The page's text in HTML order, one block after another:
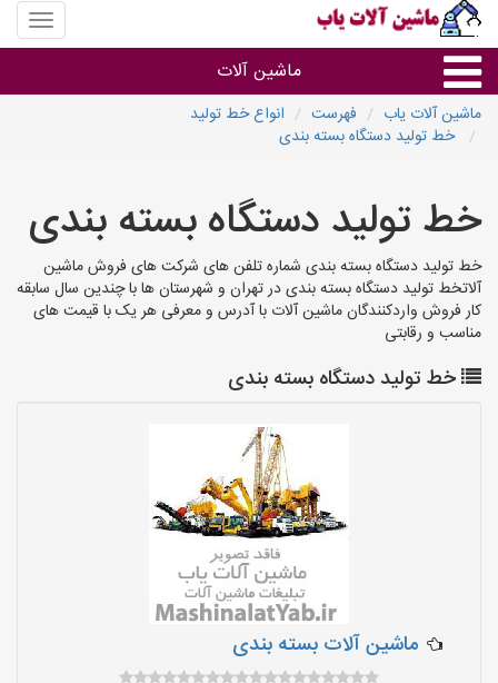
منوی
سایت
آلات
ماشین آلات
ماشین آلات
سایر گروه ها
ماشین آلات
ماشین آلات یاب فهرست
انواع خط تولید
خط تولید دستگاه بسته بندی
خط تولید دستگاه بسته بندی
خط تولید دستگاه بسته بندی شماره تلفن های شرکت های فروش ماشین
آلاتخط تولید دستگاه بسته بندی در تهران و شهرستان ها با چندین سال سابقه
کار فروش واردکنندگان ماشین آلات با آدرس و معرفی هر یک با قیمت های
مناسب و رقابتی
خط تولید دستگاه بسته بندی
ماشین آلات بسته بندی